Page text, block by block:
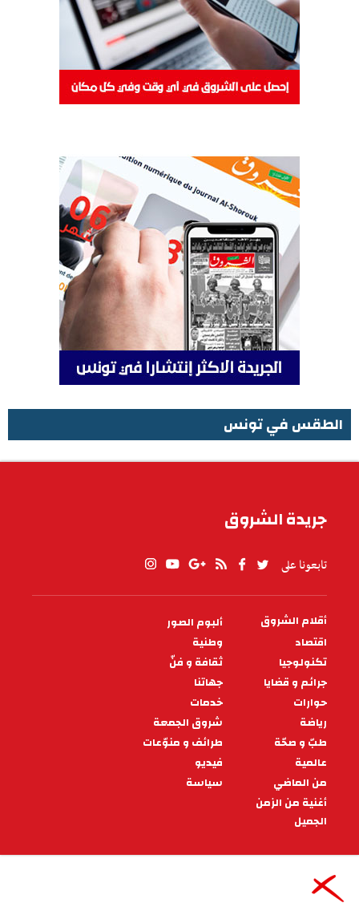
الطقس في تونس
جريدة الشروق
تابعونا على
PIED
DE
PAGE
أقلام الشروق
ألبوم الصور
اقتصاد
وطنية
تكنولوجيا
ثقافة و فنّ
جرائم و قضايا
جهاتنا
حوارات
خدمات
رياضة
شروق الجمعة
طبّ و صحّة
طرائف و منوّعات
عالمية
فيديو
من الماضي
سياسة
أغنية من الزمن
الجميل